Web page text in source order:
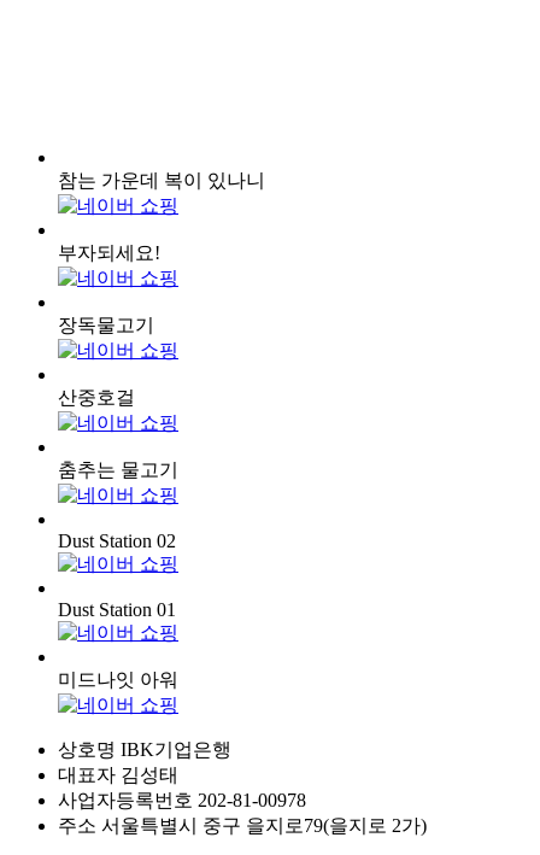
참는 가운데 복이 있나니
부자되세요!
장독물고기
산중호걸
춤추는 물고기
Dust Station 02
Dust Station 01
미드나잇 아워
상호명 IBK기업은행
대표자 김성태
사업자등록번호 202-81-00978
주소 서울특별시 중구 을지로79(을지로 2가)